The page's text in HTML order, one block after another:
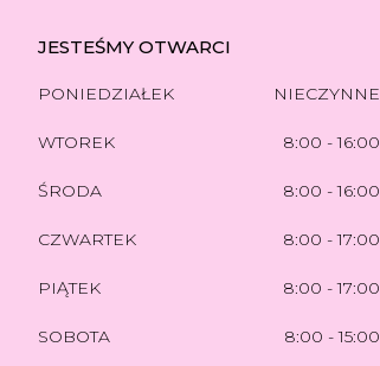
JESTEŚMY OTWARCI
PONIEDZIAŁEK
WTOREK
ŚRODA
CZWARTEK
PIĄTEK
SOBOTA
NIECZYNNE
8:00 - 16:00
8:00 - 16:00
8:00 - 17:00
8:00 - 17:00
8:00 - 15:00